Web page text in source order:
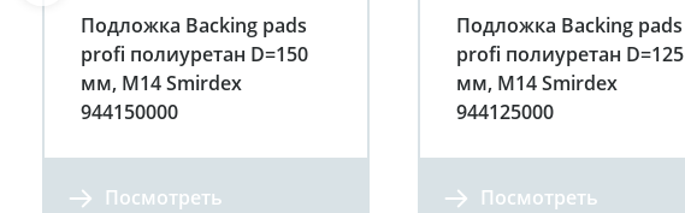
Подложка Backing pads
profi полиуретан D=150
мм, М14 Smirdex
944150000
Посмотреть
Подложка Backing pads
profi полиуретан D=125
мм, М14 Smirdex
944125000
Посмотреть